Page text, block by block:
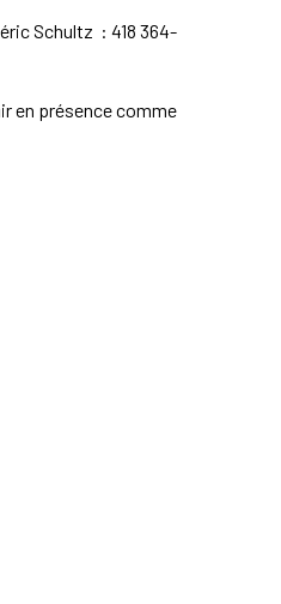
Schultz : 418 364-
en présence comme